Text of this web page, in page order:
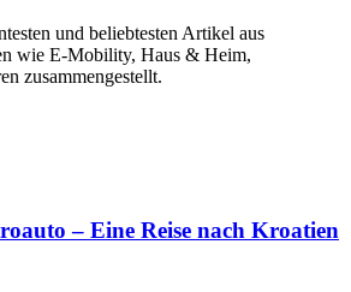
und beliebtesten Artikel aus
wie E-Mobility, Haus & Heim,
zusammengestellt.
– Eine Reise nach Kroatien